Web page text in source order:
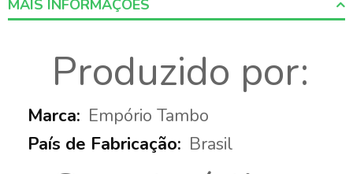
MAIS INFORMAÇÕES
Informations
Produzido por:
Empório Tambo
Brasil